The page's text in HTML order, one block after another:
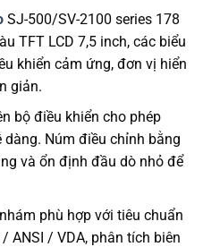
SJ-500/SV-2100 series 178
TFT LCD 7,5 inch, các biểu
khiển cảm ứng, đơn vị hiển
giản.
bộ điều khiển cho phép
Núm điều chỉnh bằng
và ổn định đầu dò nhỏ để
phù hợp với tiêu chuẩn
ANSI / VDA, phân tích biên